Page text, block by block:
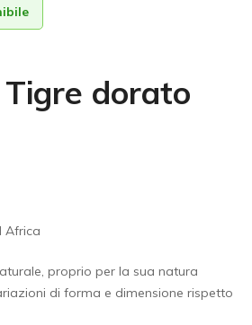
Tigre dorato
Africa
proprio per la sua natura
di forma e dimensione rispetto